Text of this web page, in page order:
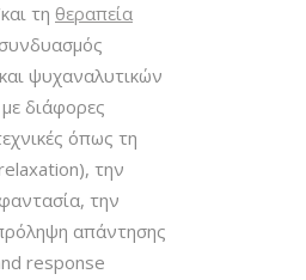
τη θεραπεία
ψυχαναλυτικών
διάφορες
όπως τη
την
την
απάντησης
response